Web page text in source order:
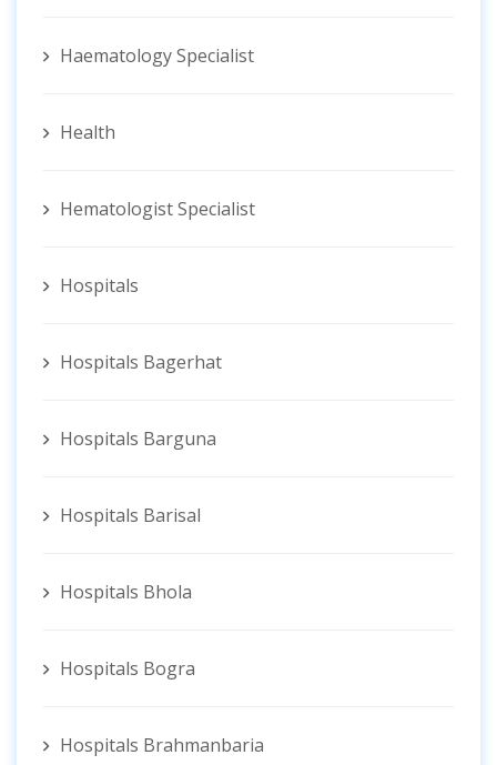
Haematology Specialist
Health
Hematologist ‍Specialist
Hospitals
Hospitals Bagerhat
Hospitals Barguna
Hospitals Barisal
Hospitals Bhola
Hospitals Bogra
Hospitals Brahmanbaria